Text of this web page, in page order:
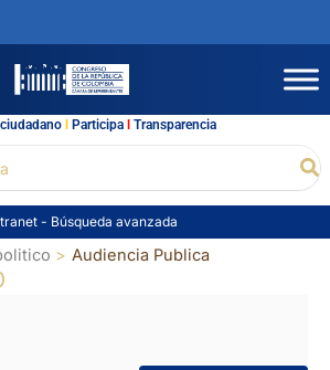
l Participal Transparencia
- Búsqueda avanzada
Audiencia Publica